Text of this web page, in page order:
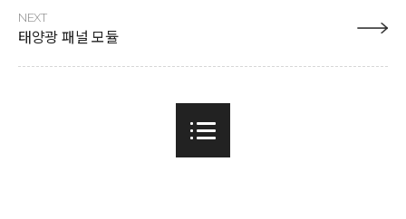
NEXT
태양광 패널 모듈